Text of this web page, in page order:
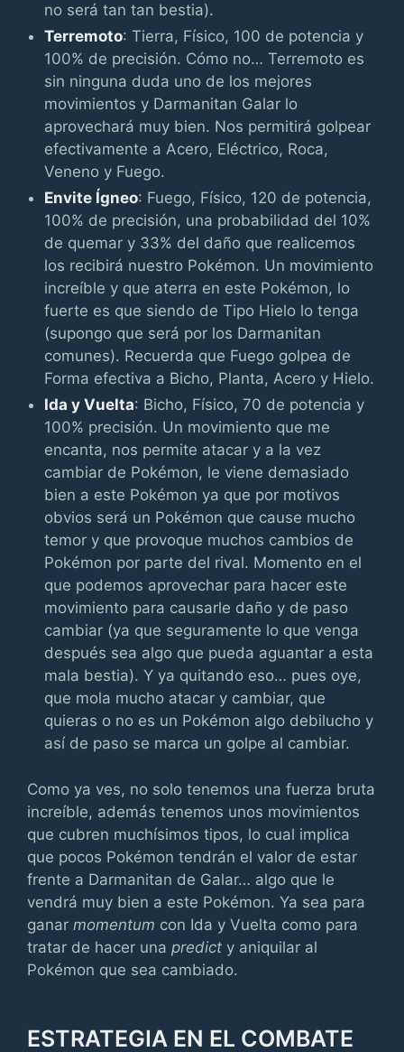
no será tan tan bestia).
Terremoto: Tierra, Físico, 100 de potencia y
100% de precisión. Cómo no… Terremoto es
sin ninguna duda uno de los mejores
movimientos y Darmanitan Galar lo
aprovechará muy bien. Nos permitirá golpear
efectivamente a Acero, Eléctrico, Roca,
Veneno y Fuego.
Envite Ígneo: Fuego, Físico, 120 de potencia,
100% de precisión, una probabilidad del 10%
de quemar y 33% del daño que realicemos
los recibirá nuestro Pokémon. Un movimiento
increíble y que aterra en este Pokémon, lo
fuerte es que siendo de Tipo Hielo lo tenga
(supongo que será por los Darmanitan
comunes). Recuerda que Fuego golpea de
Forma efectiva a Bicho, Planta, Acero y Hielo.
Ida y Vuelta: Bicho, Físico, 70 de potencia y
100% precisión. Un movimiento que me
encanta, nos permite atacar y a la vez
cambiar de Pokémon, le viene demasiado
bien a este Pokémon ya que por motivos
obvios será un Pokémon que cause mucho
temor y que provoque muchos cambios de
Pokémon por parte del rival. Momento en el
que podemos aprovechar para hacer este
movimiento para causarle daño y de paso
cambiar (ya que seguramente lo que venga
después sea algo que pueda aguantar a esta
mala bestia). Y ya quitando eso… pues oye,
que mola mucho atacar y cambiar, que
quieras o no es un Pokémon algo debilucho y
así de paso se marca un golpe al cambiar.
Como ya ves, no solo tenemos una fuerza bruta
increíble, además tenemos unos movimientos
que cubren muchísimos tipos, lo cual implica
que pocos Pokémon tendrán el valor de estar
frente a Darmanitan de Galar… algo que le
vendrá muy bien a este Pokémon. Ya sea para
ganar momentum con Ida y Vuelta como para
tratar de hacer una predict y aniquilar al
Pokémon que sea cambiado.
ESTRATEGIA EN EL COMBATE